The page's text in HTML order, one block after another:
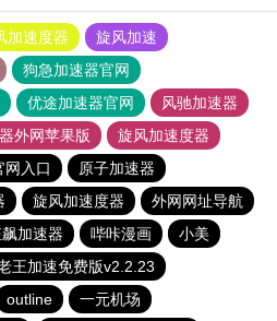
加速度器
旋风加速
狗急加速器官网
优途加速器官网
风驰加速器
外网苹果版
旋风加速度器
网入口
原子加速器
旋风加速度器
外网网址导航
加速器 哔咔漫画
小美
王加速免费版v2.2.23
outline
一元机场